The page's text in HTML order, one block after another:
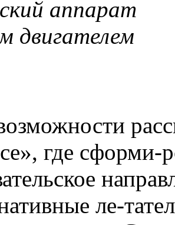
аппарат
двигателем
где сформи-
ле-